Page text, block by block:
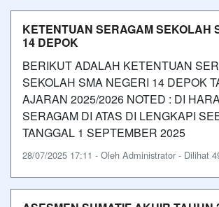
KETENTUAN SERAGAM SEKOLAH
14 DEPOK
BERIKUT ADALAH KETENTUAN
SEKOLAH SMA NEGERI 14 DEPOK
AJARAN 2025/2026 NOTED : DI
SERAGAM DI ATAS DI LENGKAPI
TANGGAL 1 SEPTEMBER 2025
28/07/2025 17:11 - Oleh Administrator - Dilihat